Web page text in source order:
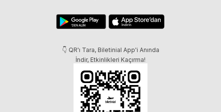
👇 QR'ı Tara, Biletinial App'i Anında
İndir, Etkinlikleri Kaçırma!